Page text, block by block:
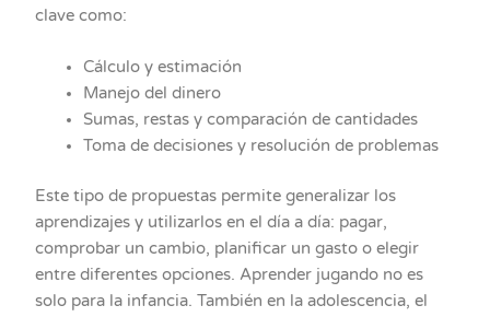
clave como:
Cálculo y estimación
Manejo del dinero
Sumas, restas y comparación de cantidades
Toma de decisiones y resolución de problemas
Este tipo de propuestas permite generalizar los
aprendizajes y utilizarlos en el día a día: pagar,
comprobar un cambio, planificar un gasto o elegir
entre diferentes opciones. Aprender jugando no es
solo para la infancia. También en la adolescencia, el